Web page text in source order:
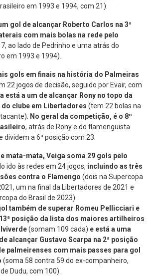
em 1993 e 1994, com 21).
gol de alcançar Roberto Carlos na 3ª
com mais bolas na rede pelo
ao lado de Pedrinho e uma atrás do
em 1993 e 1994).
gols em finais na história do Palmeiras
22 jogos de decisão, seguido por Evair, com
está a um de alcançar Rony no topo da
clube em Libertadores (tem 22 bolas na
No geral da competição, é o 8º
, atrás de Rony e do flamenguista
dividem a 6ª posição com 23.
mata-mata, Veiga soma 29 gols pelo
ido às redes em 24 jogos, incluindo as três
contra o Flamengo (dois na Supercopa
um na final da Libertadores de 2021 e
do Brasil de 2023).
também de superar Romeu Pellicciari e
posição da lista dos maiores artilheiros
(somam 109 cada) e está a uma
alcançar Gustavo Scarpa na 2ª posição
palmeirenses com mais passes para gol
(soma 58 contra 59 do ex-companheiro,
Dudu, com 100).